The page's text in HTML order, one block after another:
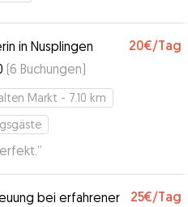
in Nusplingen 20€/Tag
(6 Buchungen)
Markt - 7.10 km
”
bei erfahrener
25€/Tag